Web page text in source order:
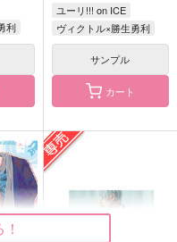
猫は
利
CHEKI！２
377円 （税込）
利
ユーリ!!! on ICE
ヴィクトル×勝生勇利
サンプル
カート